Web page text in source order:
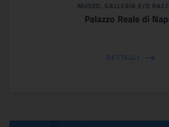
MUSEO, GALLERIA E/O
Palazzo Reale di
DETTAGLI